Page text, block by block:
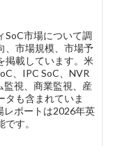
SoC市場について調
、市場規模、市場予
掲載しています。米
、IPC SoC、NVR
監視、商業監視、産
タも含まれていま
レポートは2026年英
す。